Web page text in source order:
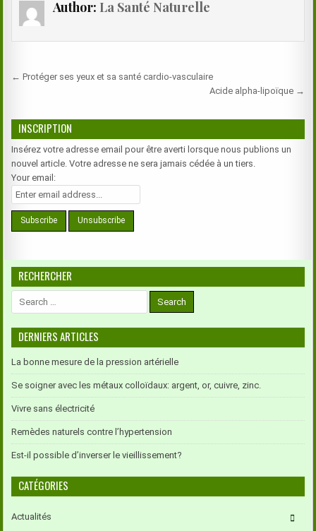
Author: La Santé Naturelle
Navigation
l’article
← Protéger ses yeux et sa santé cardio-vasculaire
Acide alpha-lipoïque →
INSCRIPTION
Insérez votre adresse email pour être averti lorsque nous publions un
nouvel article. Votre adresse ne sera jamais cédée à un tiers.
Your email:
RECHERCHER
DERNIERS ARTICLES
La bonne mesure de la pression artérielle
Se soigner avec les métaux colloïdaux: argent, or, cuivre, zinc.
Vivre sans électricité
Remèdes naturels contre l’hypertension
Est-il possible d’inverser le vieillissement?
CATÉGORIES
Actualités